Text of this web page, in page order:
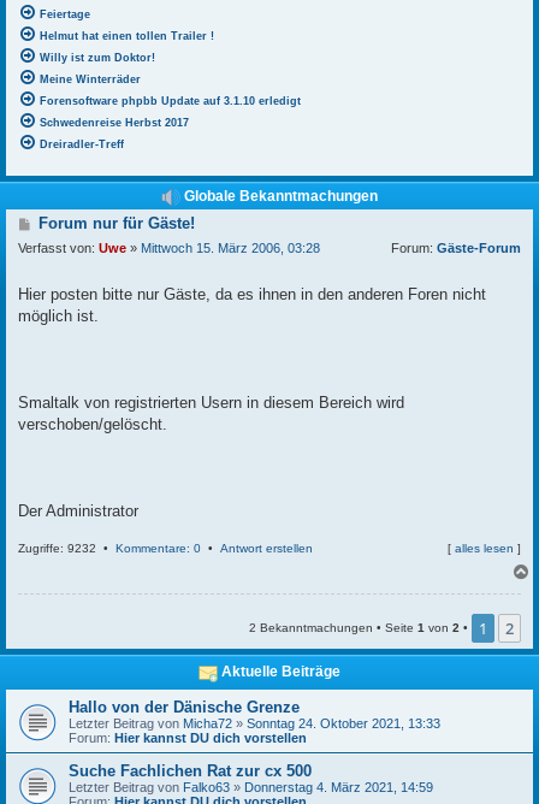
Feiertage
Helmut hat einen tollen Trailer !
Willy ist zum Doktor!
Meine Winterräder
Forensoftware phpbb Update auf 3.1.10 erledigt
Schwedenreise Herbst 2017
Dreiradler-Treff
Globale Bekanntmachungen
B
e
i
r
a
g
Forum nur für Gäste!
Verfasst von: Uwe » Mittwoch 15. März 2006, 03:28 Forum: Gäste-Forum
Hier posten bitte nur Gäste, da es ihnen in den anderen Foren nicht
möglich ist.
Smaltalk von registrierten Usern in diesem Bereich wird
verschoben/gelöscht.
Der Administrator
Zugriffe: 9232 • Kommentare: 0 • Antwort erstellen [ alles lesen ]
b
n
2 Bekanntmachungen • Seite 1 von 2 • 1 2
Aktuelle Beiträge
Hallo von der Dänische Grenze
Letzter Beitrag von Micha72 » Sonntag 24. Oktober 2021, 13:33
Forum: Hier kannst DU dich vorstellen
Suche Fachlichen Rat zur cx 500
Letzter Beitrag von Falko63 » Donnerstag 4. März 2021, 14:59